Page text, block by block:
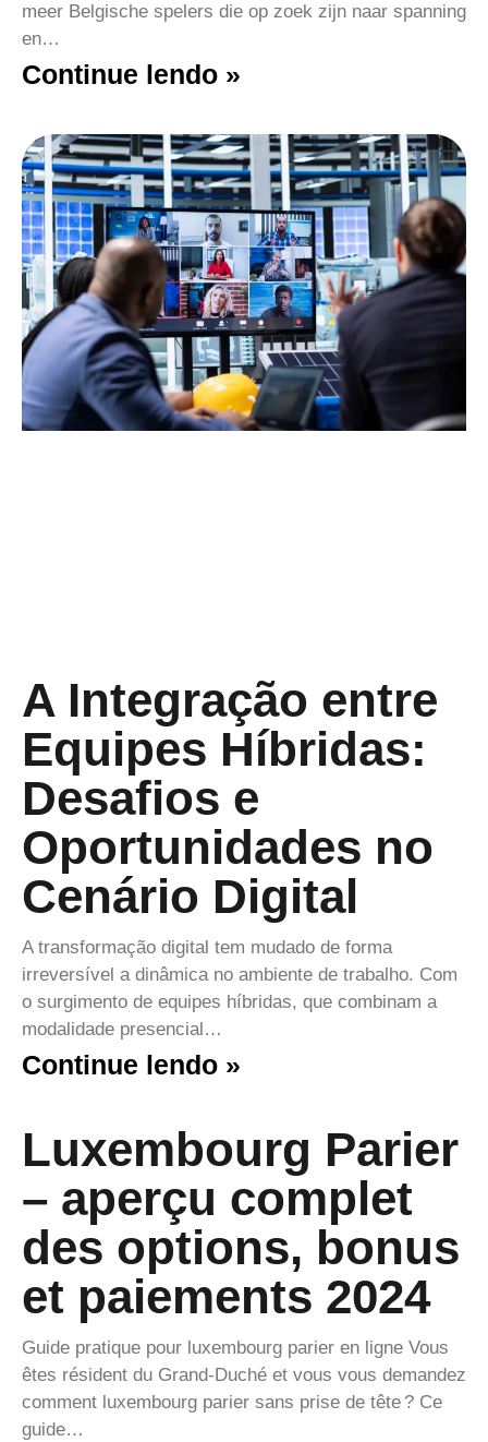
meer Belgische spelers die op zoek zijn naar spanning
en…
Continue lendo »
A Integração entre
Equipes Híbridas:
Desafios e
Oportunidades no
Cenário Digital
A transformação digital tem mudado de forma
irreversível a dinâmica no ambiente de trabalho. Com
o surgimento de equipes híbridas, que combinam a
modalidade presencial…
Continue lendo »
Luxembourg Parier
– aperçu complet
des options, bonus
et paiements 2024
Guide pratique pour luxembourg parier en ligne Vous
êtes résident du Grand‑Duché et vous vous demandez
comment luxembourg parier sans prise de tête ? Ce
guide…